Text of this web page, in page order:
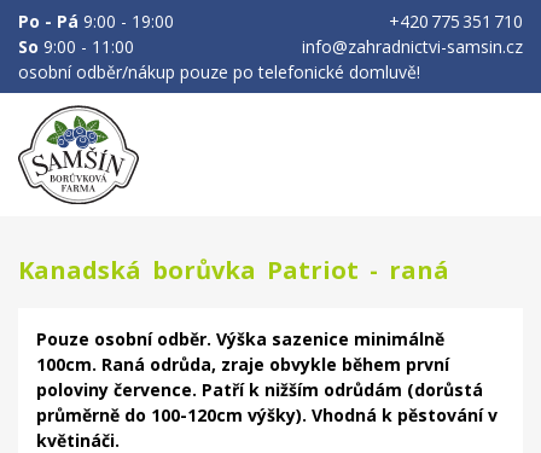
Po - Pá 9:00 - 19:00
So 9:00 - 11:00
+420 775 351 710
info@zahradnictvi-samsin.cz
osobní odběr/nákup pouze po telefonické domluvě!
Kanadská borůvka Patriot - raná
Pouze osobní odběr. Výška sazenice minimálně
100cm. Raná odrůda, zraje obvykle během první
poloviny července. Patří k nižším odrůdám (dorůstá
průměrně do 100-120cm výšky). Vhodná k pěstování v
květináči.